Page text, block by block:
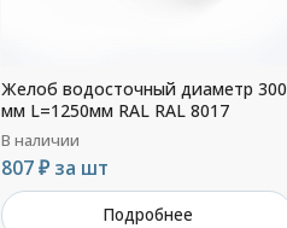
Желоб водосточный диаметр 300
мм L=1250мм RAL RAL 8017
В наличии
807 ₽ за шт
Подробнее